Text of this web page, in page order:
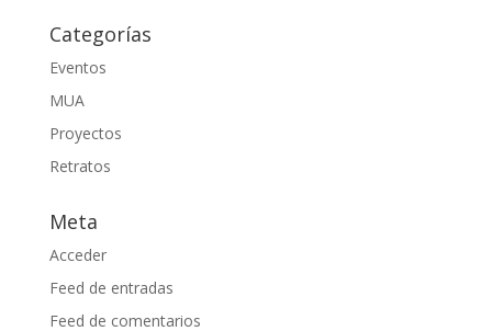
Categorías
Eventos
MUA
Proyectos
Retratos
Meta
Acceder
Feed de entradas
Feed de comentarios